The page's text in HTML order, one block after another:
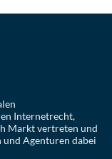
Internetrecht,
Markt vertreten und
Agenturen dabei